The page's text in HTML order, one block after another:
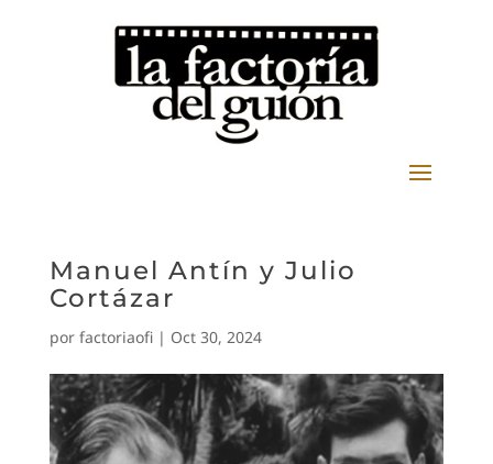
Manuel Antín y Julio
Cortázar
por factoriaofi| Oct 30, 2024